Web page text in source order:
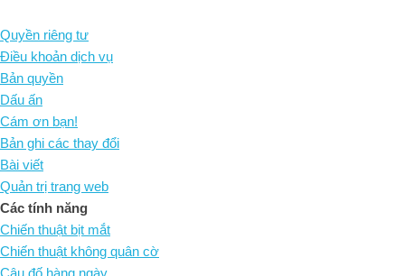
Quyền riêng tư
Điều khoản dịch vụ
Bản quyền
Dấu ấn
Cám ơn bạn!
Bản ghi các thay đổi
Bài viết
Quản trị trang web
Các tính năng
Chiến thuật bịt mắt
Chiến thuật không quân cờ
Câu đố hàng ngày